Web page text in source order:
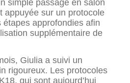
simple passage en salon
appuyée sur un protocole
approfondies afin
supplémentaire de
Giulia a suivi un
rigoureux. Les protocoles
qui sont aujourd’hui